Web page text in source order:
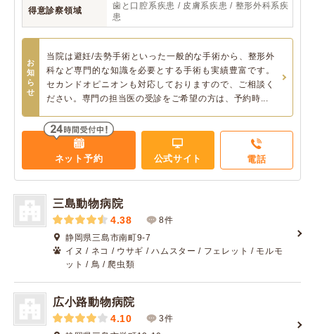
得意診察領域
歯と口腔系疾患 / 皮膚系疾患 / 整形外科系疾
患
お
知
ら
せ
当院は避妊/去勢手術といった一般的な手術から、整形外
科など専門的な知識を必要とする手術も実績豊富です。
セカンドオピニオンも対応しておりますので、ご相談く
ださい。専門の担当医の受診をご希望の方は、予約時...
ネット予約 公式サイト 電話
三島動物病院
4.38
8件
静岡県三島市南町9-7
イヌ / ネコ / ウサギ / ハムスター / フェレット / モルモ
ット / 鳥 / 爬虫類
広小路動物病院
4.10
3件